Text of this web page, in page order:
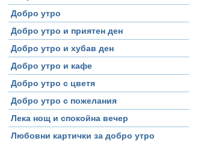
Добро утро
Добро утро и приятен ден
Добро утро и хубав ден
Добро утро и кафе
Добро утро с цветя
Добро утро с пожелания
Лека нощ и спокойна вечер
Любовни картички за добро утро